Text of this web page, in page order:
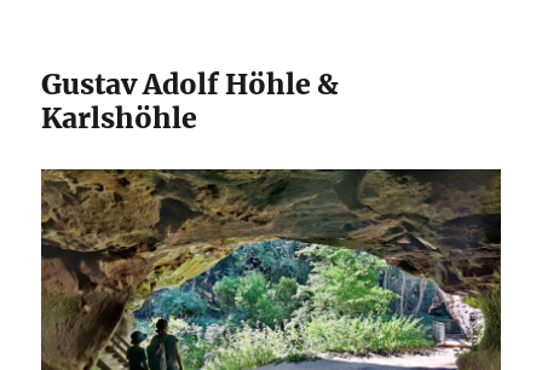
Gustav Adolf Höhle &
Karlshöhle